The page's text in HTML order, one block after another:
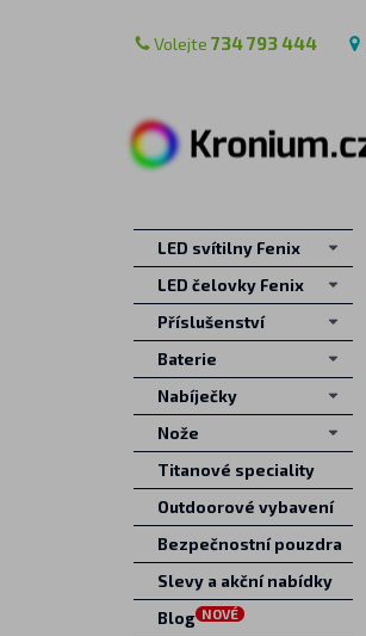
Volejte 734 793 444
LED svítilny Fenix
LED čelovky Fenix
Příslušenství
Baterie
Nabíječky
Nože
Titanové speciality
Outdoorové vybavení
Bezpečnostní pouzdra
Slevy a akční nabídky
Blog NOVÉ